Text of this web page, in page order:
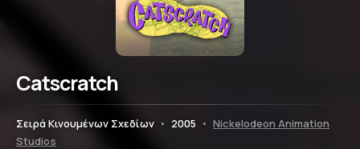
Catscratch
Σειρά Κινουμένων Σχεδίων • 2005 • Nickelodeon Animation
Studios